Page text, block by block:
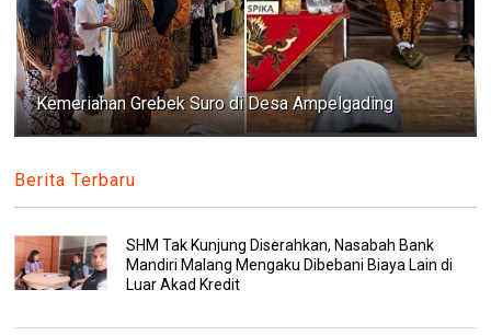
Kemeriahan Grebek Suro di Desa Ampelgading
Berita Terbaru
SHM Tak Kunjung Diserahkan, Nasabah Bank
Mandiri Malang Mengaku Dibebani Biaya Lain di
Luar Akad Kredit